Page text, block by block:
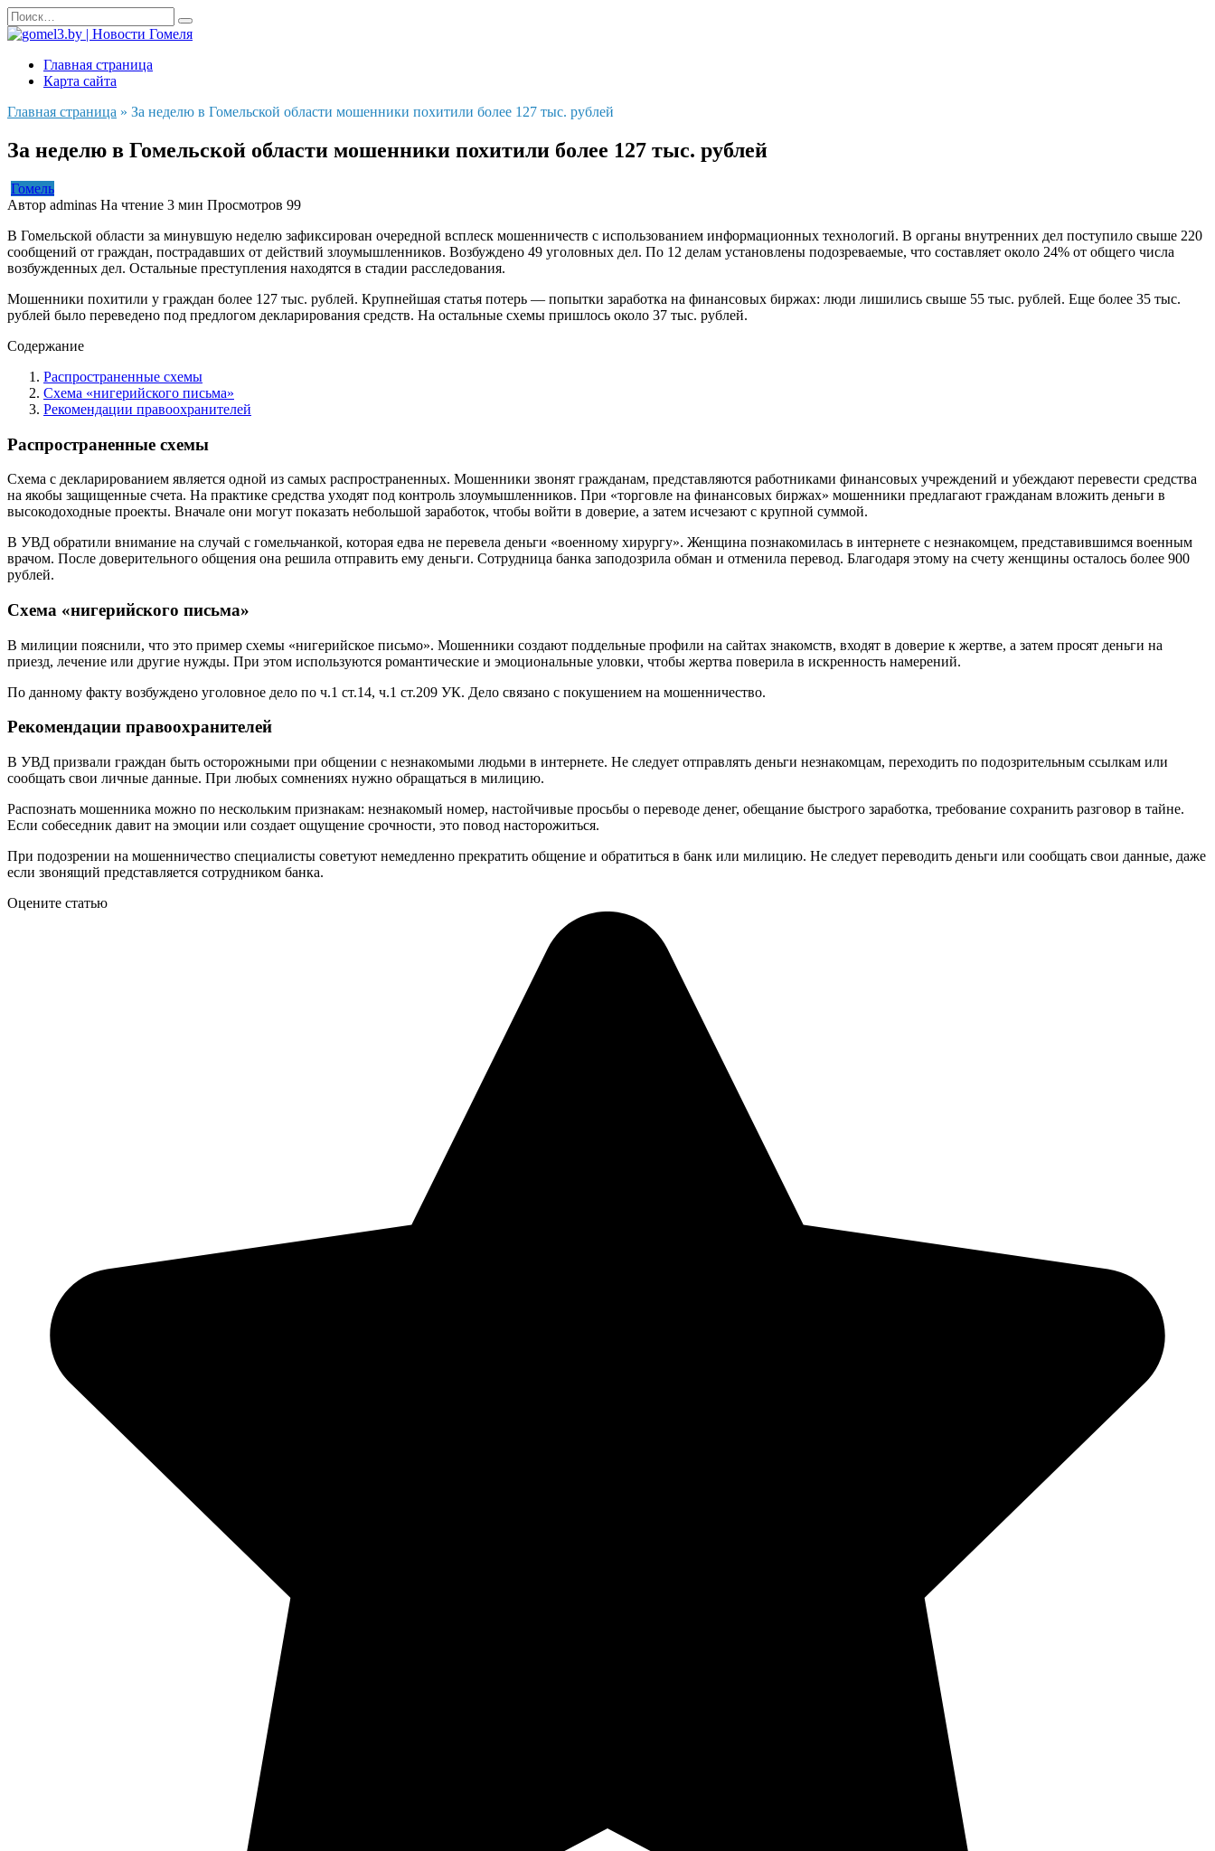
Перейти
к
содержанию
Search
for:
Главная страница
Карта сайта
Главная страница » За неделю в Гомельской области мошенники похитили более 127 тыс. рублей
За неделю в Гомельской области мошенники похитили более 127 тыс. рублей
Гомель
Автор adminas На чтение 3 мин Просмотров 99
В Гомельской области за минувшую неделю зафиксирован очередной всплеск мошенничеств с использованием информационных технологий. В органы внутренних дел поступило свыше 220
сообщений от граждан, пострадавших от действий злоумышленников. Возбуждено 49 уголовных дел. По 12 делам установлены подозреваемые, что составляет около 24% от общего числа
возбужденных дел. Остальные преступления находятся в стадии расследования.
Мошенники похитили у граждан более 127 тыс. рублей. Крупнейшая статья потерь — попытки заработка на финансовых биржах: люди лишились свыше 55 тыс. рублей. Еще более 35 тыс.
рублей было переведено под предлогом декларирования средств. На остальные схемы пришлось около 37 тыс. рублей.
Содержание
Распространенные схемы
Схема «нигерийского письма»
Рекомендации правоохранителей
Распространенные схемы
Схема с декларированием является одной из самых распространенных. Мошенники звонят гражданам, представляются работниками финансовых учреждений и убеждают перевести средства
на якобы защищенные счета. На практике средства уходят под контроль злоумышленников. При «торговле на финансовых биржах» мошенники предлагают гражданам вложить деньги в
высокодоходные проекты. Вначале они могут показать небольшой заработок, чтобы войти в доверие, а затем исчезают с крупной суммой.
В УВД обратили внимание на случай с гомельчанкой, которая едва не перевела деньги «военному хирургу». Женщина познакомилась в интернете с незнакомцем, представившимся военным
врачом. После доверительного общения она решила отправить ему деньги. Сотрудница банка заподозрила обман и отменила перевод. Благодаря этому на счету женщины осталось более 900
рублей.
Схема «нигерийского письма»
В милиции пояснили, что это пример схемы «нигерийское письмо». Мошенники создают поддельные профили на сайтах знакомств, входят в доверие к жертве, а затем просят деньги на
приезд, лечение или другие нужды. При этом используются романтические и эмоциональные уловки, чтобы жертва поверила в искренность намерений.
По данному факту возбуждено уголовное дело по ч.1 ст.14, ч.1 ст.209 УК. Дело связано с покушением на мошенничество.
Рекомендации правоохранителей
В УВД призвали граждан быть осторожными при общении с незнакомыми людьми в интернете. Не следует отправлять деньги незнакомцам, переходить по подозрительным ссылкам или
сообщать свои личные данные. При любых сомнениях нужно обращаться в милицию.
Распознать мошенника можно по нескольким признакам: незнакомый номер, настойчивые просьбы о переводе денег, обещание быстрого заработка, требование сохранить разговор в тайне.
Если собеседник давит на эмоции или создает ощущение срочности, это повод насторожиться.
При подозрении на мошенничество специалисты советуют немедленно прекратить общение и обратиться в банк или милицию. Не следует переводить деньги или сообщать свои данные, даже
если звонящий представляется сотрудником банка.
Оцените статью